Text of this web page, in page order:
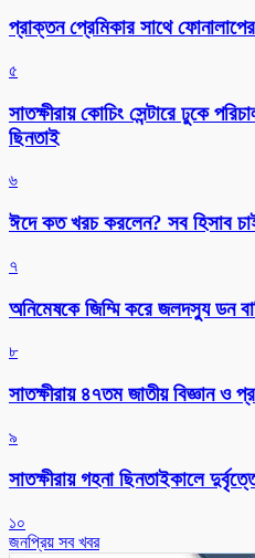
প্রাক্তন প্রেমিকার সাথে
৫
সাতক্ষীরায় কোচিং সেন্টারে ঢুকে
ছিনতাই
৬
ঈদে কত খরচ করলেন? সব হিসাব
৭
অনিমেষকে জিম্মি করে জলদস্যু ডন
৮
সাতক্ষীরায় ৪৭তম জাতীয় বিজ্ঞান ও
৯
সাতক্ষীরায় গহনা ছিনতাইকালে
১০
জনপ্রিয় সব খবর